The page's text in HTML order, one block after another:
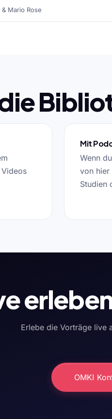
Mario Rose
Mit
Wenn
von hier
Studien
Erlebe die Vorträge live
OMKI